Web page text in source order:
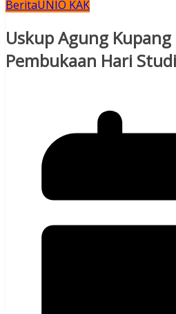
BeritaUNIO KAK
Uskup Agung
Pembukaan Hari